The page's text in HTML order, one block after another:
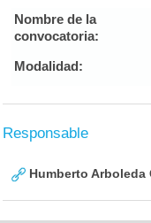
Nombre de la
convocatoria:
Modalidad:
Responsable
Humberto Arboleda